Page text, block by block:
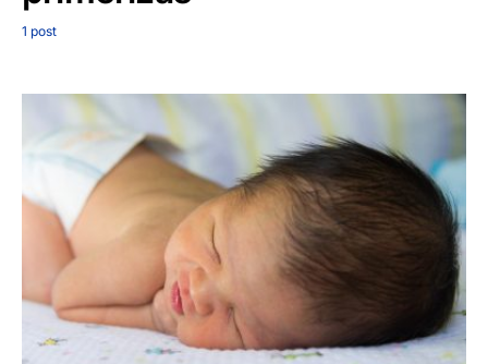
1 post